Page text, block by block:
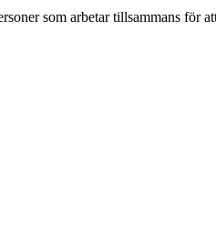
som arbetar tillsammans för